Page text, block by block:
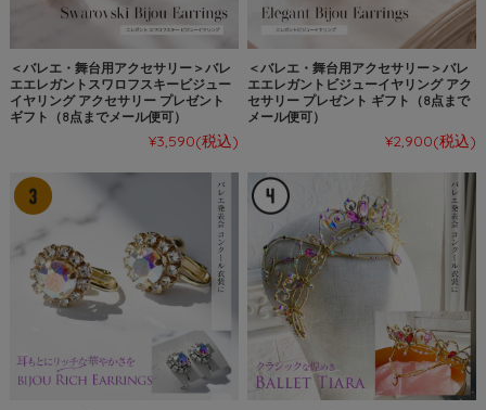
＜バレエ・舞台用アクセサリー＞バレ
エエレガントスワロフスキービジュー
イヤリング アクセサリー プレゼント
ギフト（8点までメール便可）
¥3,590(税込)
＜バレエ・舞台用アクセサリー＞バレ
エエレガントビジューイヤリング アク
セサリー プレゼント ギフト（8点まで
メール便可）
¥2,900(税込)